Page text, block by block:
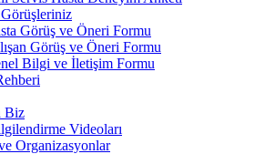
Görüş ve Öneri Formu
Görüş ve Öneri Formu
Bilgi ve İletişim Formu
Biz
Videoları
Organizasyonlar